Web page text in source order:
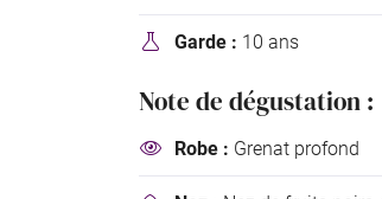
 Garde : 10 ans
Note de dégustation :
 Robe : Grenat profond